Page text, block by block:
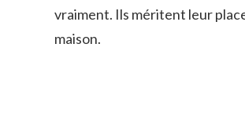
vraiment. Ils méritent leur
maison.